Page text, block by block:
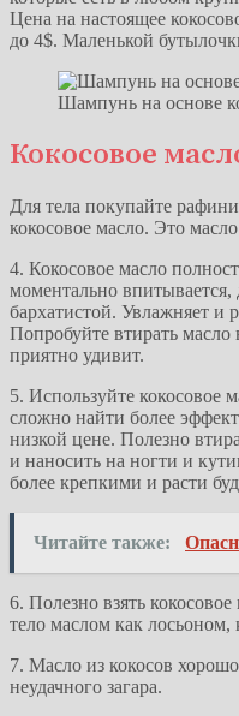
Цена на настоящее
до 4$. Маленькой
Шампунь на основе
Кокосовое
Для тела покупайте
кокосовое масло. Это
4. Кокосовое масло
моментально впитывается,
бархатистой. Увлажняет и
Попробуйте втирать масло
приятно удивит.
5. Используйте кокосовое
сложно найти более
низкой цене. Полезно
и наносить на ногти и
более крепкими и расти
Читайте также:
6. Полезно взять
тело маслом как лосьоном,
7. Масло из кокосов
неудачного загара.